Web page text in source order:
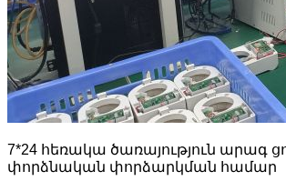
7*24 հեռակա ծառայություն արագ
փորձնական փորձարկման համար